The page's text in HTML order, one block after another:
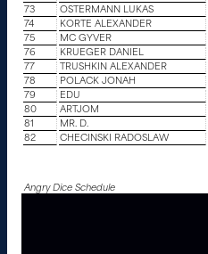
73
OSTERMANN LUKAS
74
KORTE ALEXANDER
75
MC GYVER
76
KRUEGER DANIEL
77
TRUSHKIN ALEXANDER
78
POLACK JONAH
79
EDU
80
ARTJOM
81
MR. D.
82
CHECINSKI RADOSLAW
Angry Dice Schedule